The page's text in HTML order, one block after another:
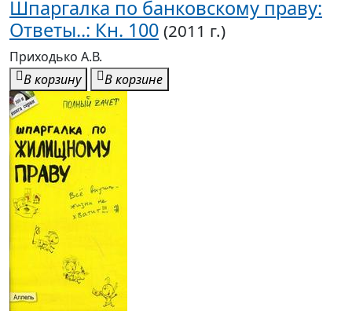
Шпаргалка по банковскому праву:
Ответы..: Кн. 100 (2011 г.)
Приходько А.В.
В корзину
В корзине